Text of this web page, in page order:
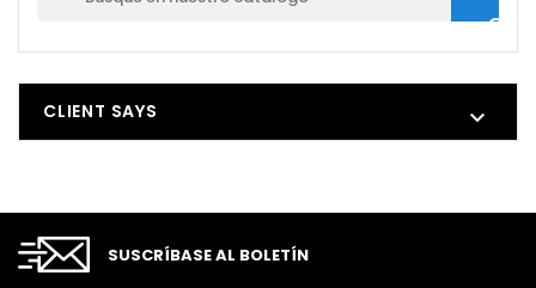

CLIENT SAYS 
SUSCRÍBASE AL BOLETÍN